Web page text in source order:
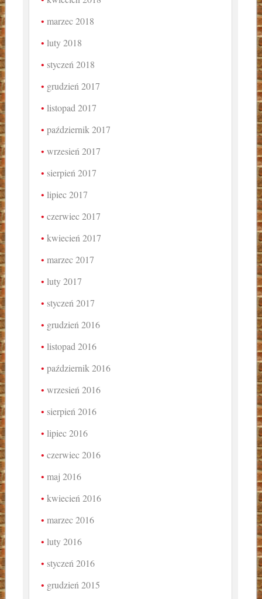
marzec 2018
luty 2018
styczeń 2018
grudzień 2017
listopad 2017
październik 2017
wrzesień 2017
sierpień 2017
lipiec 2017
czerwiec 2017
kwiecień 2017
marzec 2017
luty 2017
styczeń 2017
grudzień 2016
listopad 2016
październik 2016
wrzesień 2016
sierpień 2016
lipiec 2016
czerwiec 2016
maj 2016
kwiecień 2016
marzec 2016
luty 2016
styczeń 2016
grudzień 2015